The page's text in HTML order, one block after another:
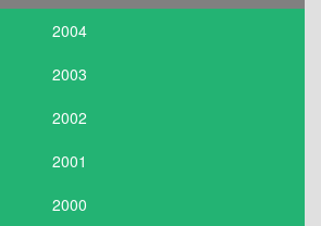
2004
2003
2002
2001
2000